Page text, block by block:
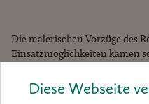
Diese Webseite
Die malerischen Vorzüge des
Einsatzmöglichkeiten kamen
sondern auch nördlich der
Rubens, der rote und